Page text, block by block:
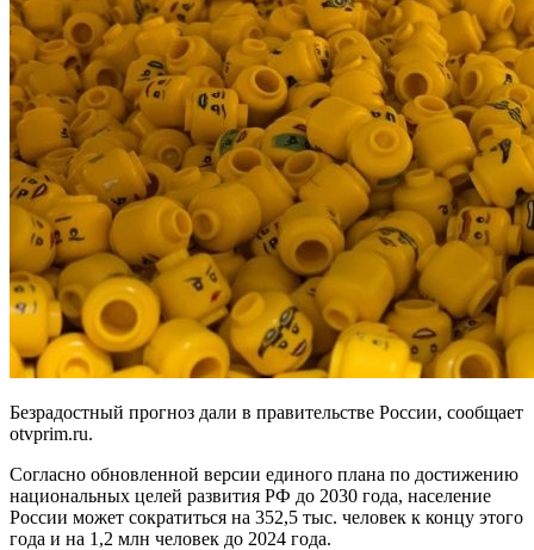
Безрадостный прогноз дали в правительстве России, сообщает
otvprim.ru.
Согласно обновленной версии единого плана по достижению
национальных целей развития РФ до 2030 года, население
России может сократиться на 352,5 тыс. человек к концу этого
года и на 1,2 млн человек до 2024 года.